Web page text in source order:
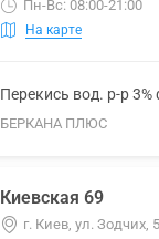
Пн-Вс: 08:00-21:00
На карте
Перекись вод. р-р
БЕРКАНА ПЛЮС
Киевская 69
г. Киев, ул. Зодчих,